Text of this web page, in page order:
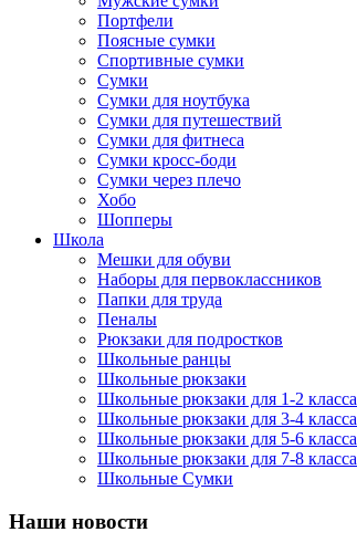
Портфели
Поясные сумки
Спортивные сумки
Сумки
Сумки для ноутбука
Сумки для путешествий
Сумки для фитнеса
Сумки кросс-боди
Сумки через плечо
Хобо
Шопперы
Школа
Мешки для обуви
Наборы для первоклассников
Папки для труда
Пеналы
Рюкзаки для подростков
Школьные ранцы
Школьные рюкзаки
Школьные рюкзаки для 1-2 класса
Школьные рюкзаки для 3-4 класса
Школьные рюкзаки для 5-6 класса
Школьные рюкзаки для 7-8 класса
Школьные Сумки
Наши новости